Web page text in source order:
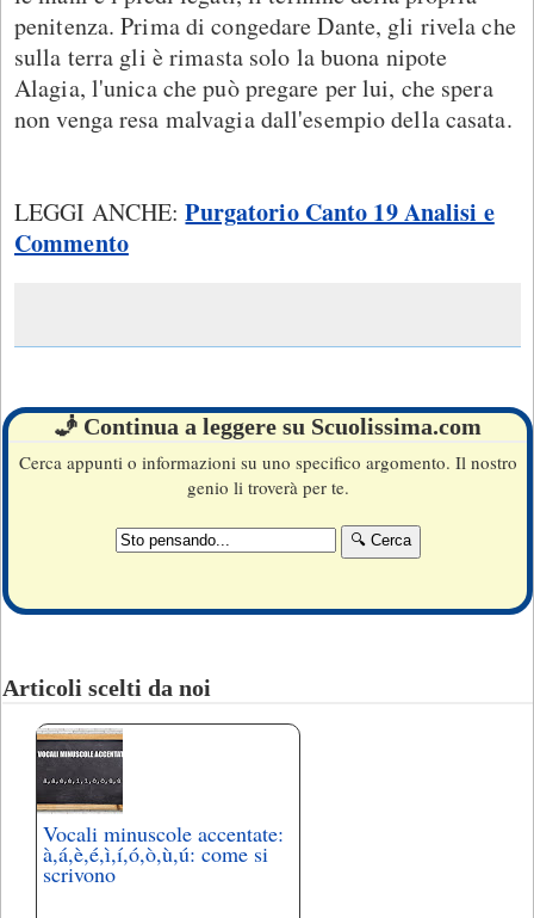
penitenza. Prima di congedare Dante, gli rivela che
sulla terra gli è rimasta solo la buona nipote
Alagia, l'unica che può pregare per lui, che spera
non venga resa malvagia dall'esempio della casata.
LEGGI ANCHE:Purgatorio Canto 19 Analisi e
Commento
🧞 Continua a leggere su Scuolissima.com
Cerca appunti o informazioni su uno specifico argomento. Il nostro
genio li troverà per te.
Articoli scelti da noi
Vocali minuscole accentate:
à,á,è,é,ì,í,ó,ò,ù,ú: come si
scrivono